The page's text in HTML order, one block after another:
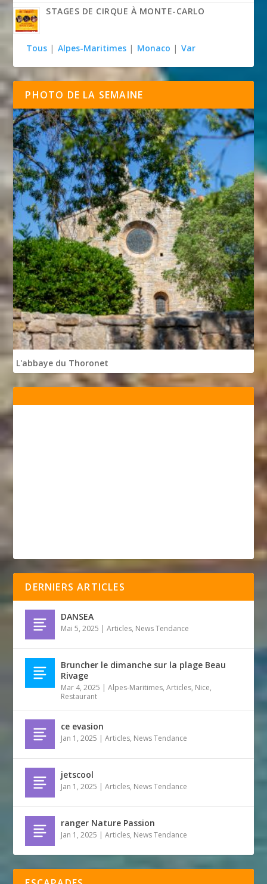
STAGES DE CIRQUE À MONTE-CARLO
Tous | Alpes-Maritimes | Monaco | Var
PHOTO DE LA SEMAINE
L'abbaye du Thoronet
DERNIERS ARTICLES
DANSEA
Mai 5, 2025 |Articles, News Tendance
Bruncher le dimanche sur la plage Beau
Rivage
Mar 4, 2025 |Alpes-Maritimes,Articles, Nice,
Restaurant
ce evasion
Jan 1, 2025 |Articles, News Tendance
jetscool
Jan 1, 2025 |Articles, News Tendance
ranger Nature Passion
Jan 1, 2025 |Articles, News Tendance